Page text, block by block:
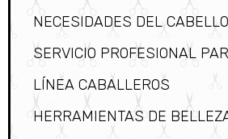
NECESIDADES DEL CABELLO
SERVICIO PROFESIONAL
LÍNEA CABALLEROS
HERRAMIENTAS DE